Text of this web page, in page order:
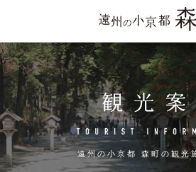
遠州の小京都 森町の観光